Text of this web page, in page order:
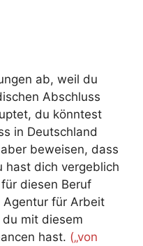
ab, weil du
Abschluss
du könntest
in Deutschland
beweisen, dass
hast dich vergeblich
diesen Beruf
für Arbeit
mit diesem
hast. („von